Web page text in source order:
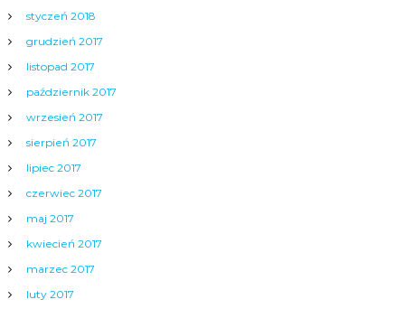
styczeń 2018
grudzień 2017
listopad 2017
październik 2017
wrzesień 2017
sierpień 2017
lipiec 2017
czerwiec 2017
maj 2017
kwiecień 2017
marzec 2017
luty 2017